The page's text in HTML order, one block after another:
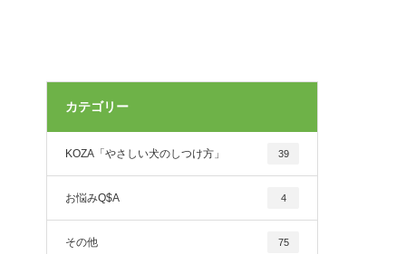
カテゴリー
KOZA「やさしい犬のしつけ方」 39
お悩みQ$A 4
その他 75